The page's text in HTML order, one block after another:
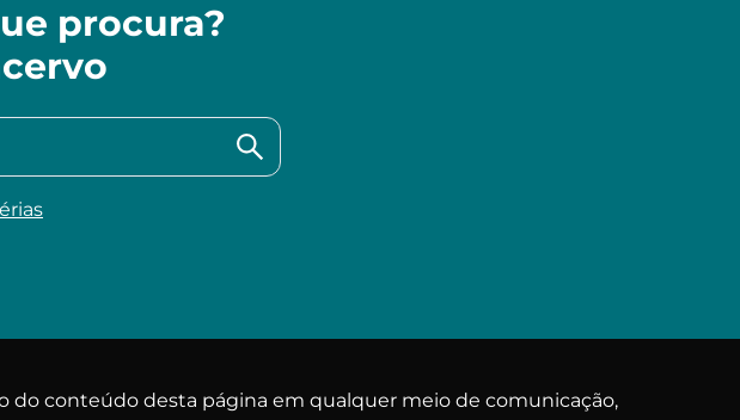
procura?
do conteúdo desta página em qualquer meio de comunicação,